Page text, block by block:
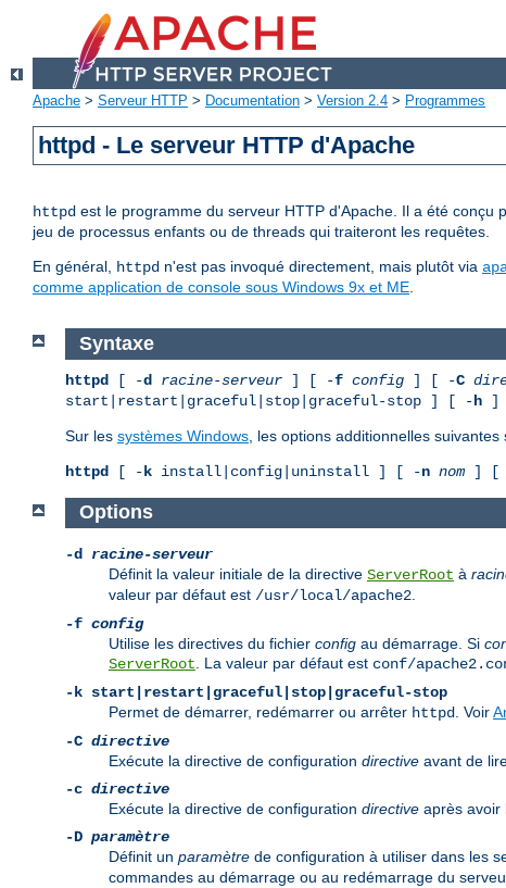
Apache > Serveur HTTP > Documentation > Version 2.4 > Programmes
httpd - Le serveur HTTP d'Apache
httpd est le programme du serveur HTTP d'Apache. Il a été
jeu de processus enfants ou de threads qui traiteront les requêtes.
En général, httpd n'est pas invoqué directement, mais plutôt via
comme application de console sous Windows 9x et ME.
Syntaxe
httpd [ -d racine-serveur ] [ -f config ] [ -C
start|restart|graceful|stop|graceful-stop ] [ -h ]
Sur les systèmes Windows , les options additionnelles
httpd [ - k install|config|uninstall ] [ -n nom ] [
Options
-d racine-serveur
Définit la valeur initiale de la directive ServerRoot à
valeur par défaut est /usr/local/apache2
-f config
Utilise les directives du fichier config au démarrage. Si
ServerRoot . La valeur par défaut est conf/
-k start|restart|graceful|stop|graceful-stop
Permet de démarrer, redémarrer ou arrêter httpd . Voir
-C directive
Exécute la directive de configuration directive avant de
-c directive
Exécute la directive de configuration directive après avoir
-D paramètre
Définit un paramètre de configuration à utiliser dans les
commandes au démarrage ou au redémarrage du